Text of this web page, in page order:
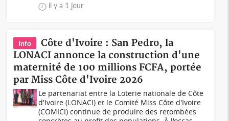
il y a 1 jour
Info
Côte d'Ivoire : San Pedro, la
LONACI annonce la construction d'une
maternité de 100 millions FCFA, portée
par Miss Côte d'Ivoire 2026
Le partenariat entre la Loterie nationale de Côte
d'Ivoire (LONACI) et le Comité Miss Côte d'Ivoire
(COMICI) continue de produire des retombées